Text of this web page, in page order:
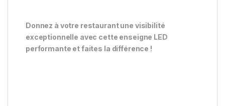
Donnez à votre restaurant une visibilité
exceptionnelle avec cette enseigne LED
performante et faites la différence !